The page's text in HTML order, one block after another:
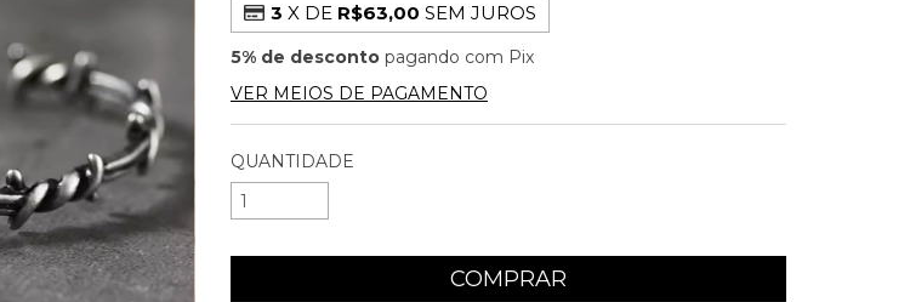
3 X DE R$63,00 SEM JUROS
5% de desconto pagando com Pix
VER MEIOS DE PAGAMENTO
QUANTIDADE